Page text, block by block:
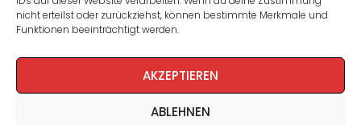
nicht erteilst oder zurückziehst, können bestimmte Merkmale und
Funktionen beeinträchtigt werden.
AKZEPTIEREN
ABLEHNEN
Impressum/Datenschutz
Cookie-Richtlinie